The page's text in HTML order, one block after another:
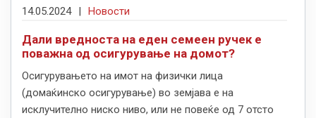
14.05.2024 | Новости
Дали вредноста на еден семеен ручек е
поважна од осигурување на домот?
Осигурувањето на имот на физички лица
(домаќинско осигурување) во земјава е на
исклучително ниско ниво, или не повеќе од 7 отсто